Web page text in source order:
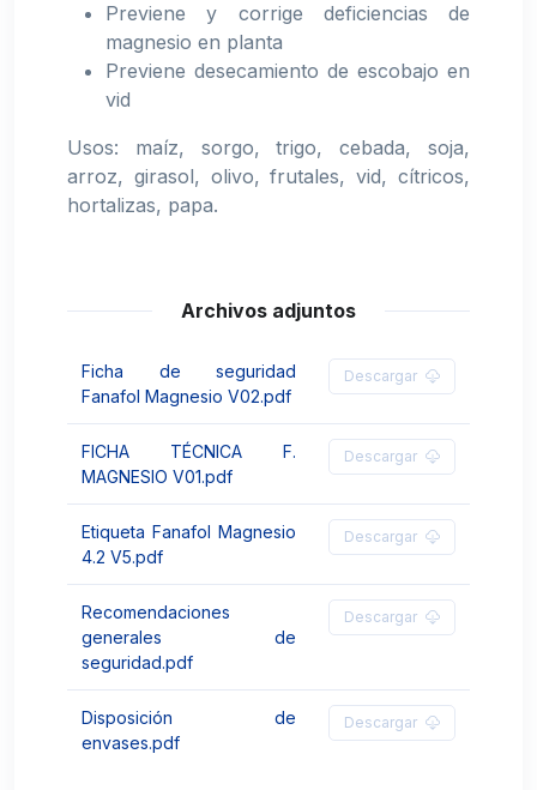
Previene y corrige deficiencias de
magnesio en planta
Previene desecamiento de escobajo en
vid
Usos: maíz, sorgo, trigo, cebada, soja,
arroz, girasol, olivo, frutales, vid, cítricos,
hortalizas, papa.
Archivos adjuntos
Ficha de seguridad
Fanafol Magnesio V02.pdf
Descargar
FICHA TÉCNICA F.
MAGNESIO V01.pdf
Descargar
Etiqueta Fanafol Magnesio
4.2 V5.pdf
Descargar
Recomendaciones
generales de
seguridad.pdf
Descargar
Disposición de
envases.pdf
Descargar